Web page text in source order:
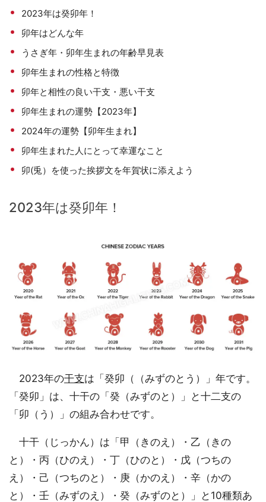
2023年は癸卯年！
卯年はどんな年
うさぎ年・卯年生まれの年齢早見表
卯年生まれの性格と特徴
卯年と相性の良い干支・悪い干支
卯年生まれの運勢【2023年】
2024年の運勢【卯年生まれ】
卯年生まれた人にとって幸運なこと
卯(兎）を使った挨拶文を年賀状に添えよう
2023年は癸卯年！
2023年の干支は「癸卯（（みずのとう）」年です。
「癸卯」は、十干の「癸（みずのと）」と十二支の
「卯（う）」の組み合わせです。
十干（じっかん）は「甲（きのえ）・乙（きの
と）・丙（ひのえ）・丁（ひのと）・戊（つちの
え）・己（つちのと）・庚（かのえ）・辛（かの
と）・壬（みずのえ）・癸（みずのと）」と10種類あ